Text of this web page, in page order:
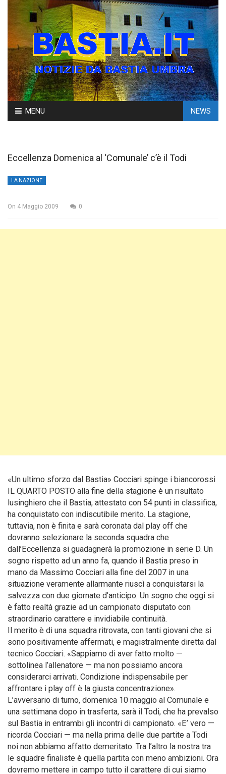
Skip
to
MENU NEWS
Eccellenza Domenica al ‘Comunale’ c’è il Todi
LA NAZIONE
On 4 Maggio 2009 0
«Un ultimo sforzo dal Bastia» Cocciari spinge i biancorossi
IL QUARTO POSTO alla fine della stagione è un risultato
lusinghiero che il Bastia, attestato con 54 punti in classifica,
ha conquistato con indiscutibile merito. La stagione,
tuttavia, non è finita e sarà coronata dal play off che
dovranno selezionare la seconda squadra che
dall’Eccellenza si guadagnerà la promozione in serie D. Un
sogno rispetto ad un anno fa, quando il Bastia preso in
mano da Massimo Cocciari alla fine del 2007 in una
situazione veramente allarmante riuscì a conquistarsi la
salvezza con due giornate d’anticipo. Un sogno che oggi si
è fatto realtà grazie ad un campionato disputato con
straordinario carattere e invidiabile continuità.
Il merito è di una squadra ritrovata, con tanti giovani che si
sono positivamente affermati, e magistralmente diretta dal
tecnico Cocciari. «Sappiamo di aver fatto molto —
sottolinea l’allenatore — ma non possiamo ancora
considerarci arrivati. Condizione indispensabile per
affrontare i play off è la giusta concentrazione».
L’avversario di turno, domenica 10 maggio al Comunale e
una settimana dopo in trasferta, sarà il Todi, che ha prevalso
sul Bastia in entrambi gli incontri di campionato. «E’ vero —
ricorda Cocciari — ma nella prima delle due partite a Todi
noi non abbiamo affatto demeritato. Tra l’altro la nostra tra
le squadre finaliste è quella partita con meno ambizioni. Ora
dovremo mettere in campo tutto il carattere di cui siamo